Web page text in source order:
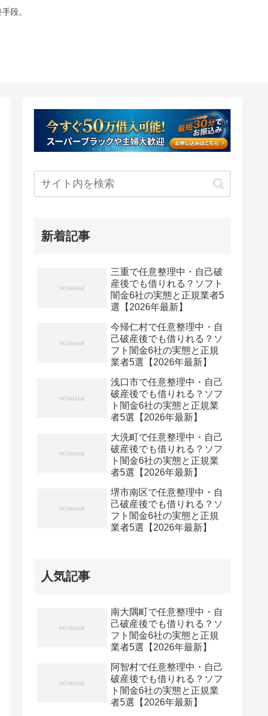
段。
新着記事
三重で任意整理中・自己破
産後でも借りれる？ソフト
闇金6社の実態と正規業者5
選【2026年最新】
今帰仁村で任意整理中・自
己破産後でも借りれる？ソ
フト闇金6社の実態と正規
業者5選【2026年最新】
浅口市で任意整理中・自己
破産後でも借りれる？ソフ
ト闇金6社の実態と正規業
者5選【2026年最新】
大洗町で任意整理中・自己
破産後でも借りれる？ソフ
ト闇金6社の実態と正規業
者5選【2026年最新】
堺市南区で任意整理中・自
己破産後でも借りれる？ソ
フト闇金6社の実態と正規
業者5選【2026年最新】
人気記事
南大隅町で任意整理中・自
己破産後でも借りれる？ソ
フト闇金6社の実態と正規
業者5選【2026年最新】
阿智村で任意整理中・自己
破産後でも借りれる？ソフ
ト闇金6社の実態と正規業
者5選【2026年最新】